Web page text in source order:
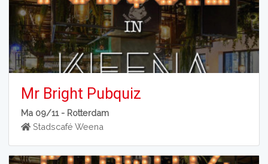
Mr Bright Pubquiz
Ma 09/11 - Rotterdam
Stadscafé Weena